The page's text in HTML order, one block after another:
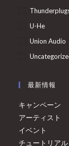
U-He
Union Audio
最新情報
キャンペーン
アーティスト
イベント
チュートリアル